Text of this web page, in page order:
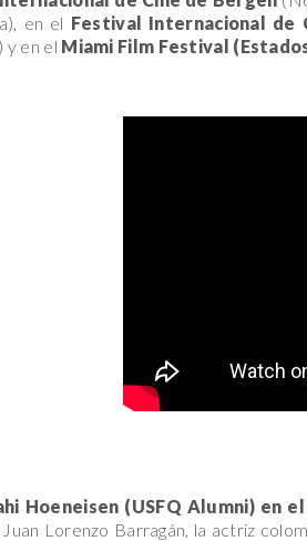
en el Festival Internacional de
y en el Miami Film Festival
Hoeneisen (USFQ Alumni) en
Lorenzo Barragán, la actriz